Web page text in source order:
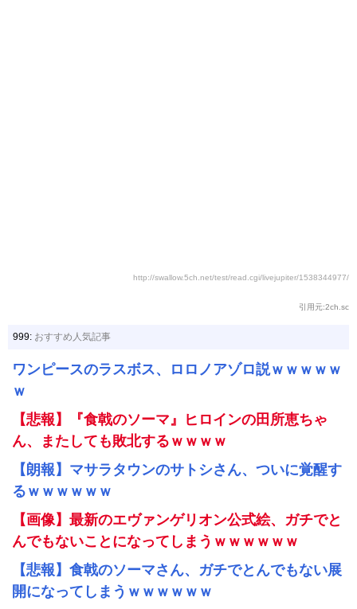
http://swallow.5ch.net/test/read.cgi/livejupiter/1538344977/
引用元:2ch.sc
999: おすすめ人気記事
ワンピースのラスボス、ロロノアゾロ説ｗｗｗｗｗ
ｗ
【悲報】『食戟のソーマ』ヒロインの田所恵ちゃ
ん、またしても敗北するｗｗｗｗ
【朗報】マサラタウンのサトシさん、ついに覚醒す
るｗｗｗｗｗｗ
【画像】最新のエヴァンゲリオン公式絵、ガチでと
んでもないことになってしまうｗｗｗｗｗｗ
【悲報】食戟のソーマさん、ガチでとんでもない展
開になってしまうｗｗｗｗｗｗ